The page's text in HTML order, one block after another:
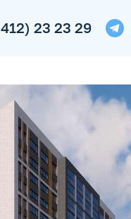
23 23 29